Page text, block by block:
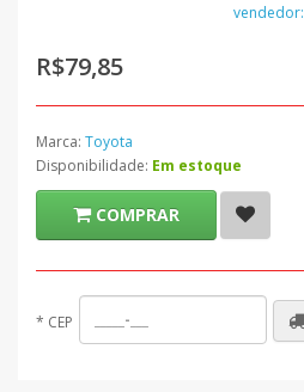
vendedor:
R$79,85
Marca: Toyota
Disponibilidade: Em estoque
COMPRAR
* CEP